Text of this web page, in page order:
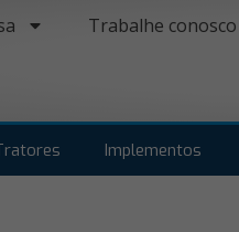
Trabalhe conosco
Implementos